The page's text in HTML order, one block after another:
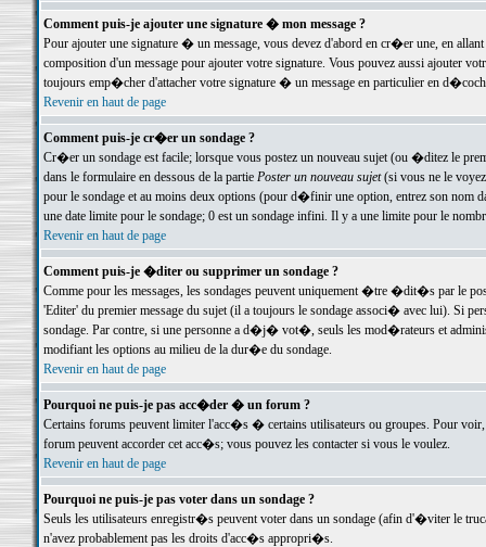
Comment puis-je ajouter une signature � mon message ?
Pour ajouter une signature � un message, vous devez d'abord en cr�er une, en
composition d'un message pour ajouter votre signature. Vous pouvez aussi ajouter
toujours emp�cher d'attacher votre signature � un message en particulier en
Revenir en haut de page
Comment puis-je cr�er un sondage ?
Cr�er un sondage est facile; lorsque vous postez un nouveau sujet (ou �ditez le
dans le formulaire en dessous de la partie Poster un nouveau sujet(si vous ne le voyez
pour le sondage et au moins deux options (pour d�finir une option, entrez son nom
une date limite pour le sondage; 0 est un sondage infini. Il y a une limite pour le
Revenir en haut de page
Comment puis-je �diter ou supprimer un sondage ?
Comme pour les messages, les sondages peuvent uniquement �tre �dit�s par le
'Editer' du premier message du sujet (il a toujours le sondage associ� avec lui). Si
sondage. Par contre, si une personne a d�j� vot�, seuls les mod�rateurs et
modifiant les options au milieu de la dur�e du sondage.
Revenir en haut de page
Pourquoi ne puis-je pas acc�der � un forum ?
Certains forums peuvent limiter l'acc�s � certains utilisateurs ou groupes. Pour
forum peuvent accorder cet acc�s; vous pouvez les contacter si vous le voulez.
Revenir en haut de page
Pourquoi ne puis-je pas voter dans un sondage ?
Seuls les utilisateurs enregistr�s peuvent voter dans un sondage (afin d'�viter le
n'avez probablement pas les droits d'acc�s appropri�s.